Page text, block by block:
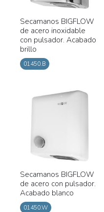
Secamanos BIGFLOW
de acero inoxidable
con pulsador. Acabado
brillo
01450.B
Secamanos BIGFLOW
de acero con pulsador.
Acabado blanco
01450.W